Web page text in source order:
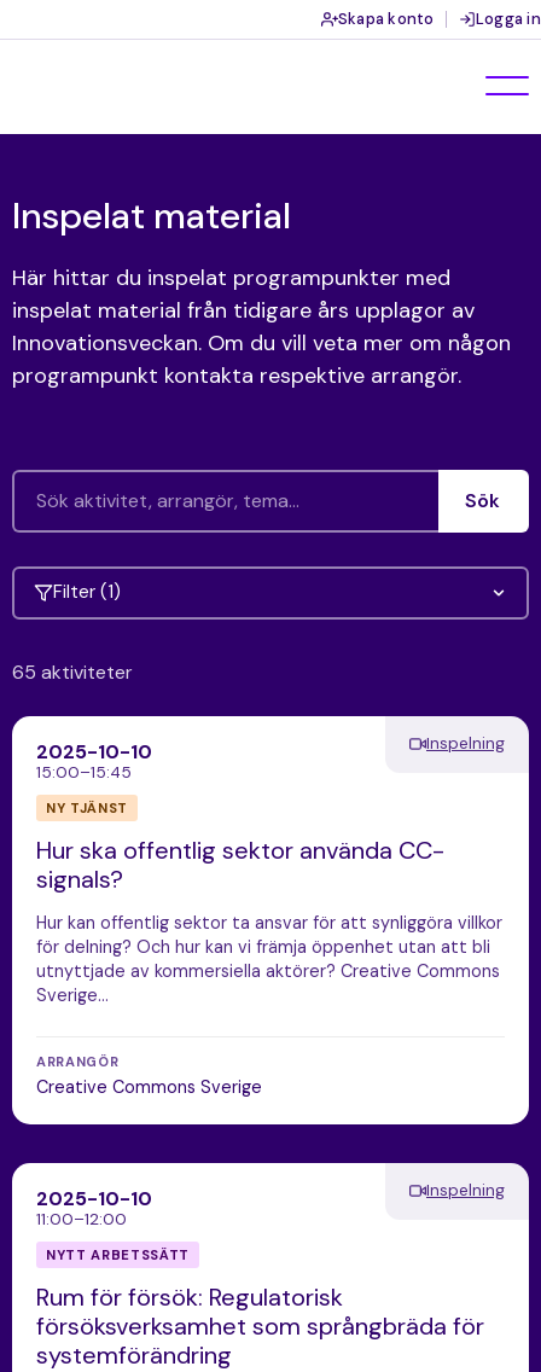
Skapa konto Logga in
Inspelat material
Här hittar du inspelat programpunkter med
inspelat material från tidigare års upplagor av
Innovationsveckan. Om du vill veta mer om någon
programpunkt kontakta respektive arrangör.
Sök
Filter (1)
65 aktiviteter
2025-10-10
15:00–15:45
Inspelning
NY TJÄNST
Hur ska offentlig sektor använda CC-
signals?
Hur kan offentlig sektor ta ansvar för att synliggöra villkor
för delning? Och hur kan vi främja öppenhet utan att bli
utnyttjade av kommersiella aktörer? Creative Commons
Sverige…
ARRANGÖR
Creative Commons Sverige
2025-10-10
11:00–12:00
Inspelning
NYTT ARBETSSÄTT
Rum för försök: Regulatorisk
försöksverksamhet som språngbräda för
systemförändring